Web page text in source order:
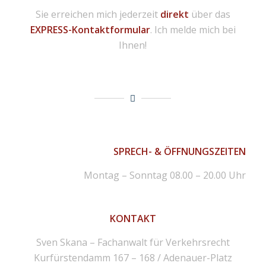
Sie erreichen mich jederzeit direkt über das
EXPRESS-Kontaktformular. Ich melde mich bei
Ihnen!
SPRECH- & ÖFFNUNGSZEITEN
Montag – Sonntag 08.00 – 20.00 Uhr
KONTAKT
Sven Skana – Fachanwalt für Verkehrsrecht
Kurfürstendamm 167 – 168 / Adenauer-Platz